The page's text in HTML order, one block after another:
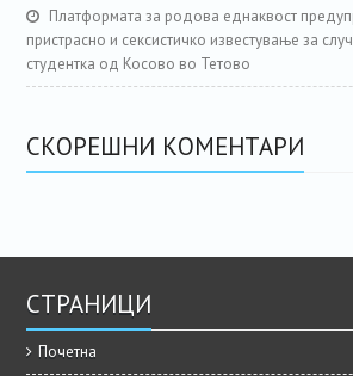
Платформата за родова еднаквост
пристрасно и сексистичко известување за
студентка од Косово во Тетово
СКОРЕШНИ КОМЕНТАРИ
СТРАНИЦИ
Почетна